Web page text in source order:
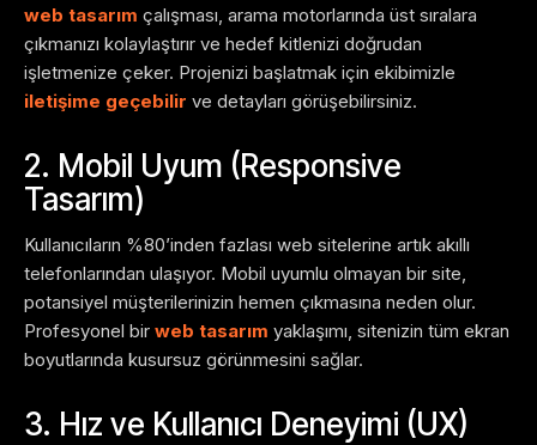
web tasarım çalışması, arama motorlarında üst sıralara
çıkmanızı kolaylaştırır ve hedef kitlenizi doğrudan
işletmenize çeker. Projenizi başlatmak için ekibimizle
iletişime geçebilir ve detayları görüşebilirsiniz.
2. Mobil Uyum (Responsive
Tasarım)
Kullanıcıların %80’inden fazlası web sitelerine artık akıllı
telefonlarından ulaşıyor. Mobil uyumlu olmayan bir site,
potansiyel müşterilerinizin hemen çıkmasına neden olur.
Profesyonel bir web tasarım yaklaşımı, sitenizin tüm ekran
boyutlarında kusursuz görünmesini sağlar.
3. Hız ve Kullanıcı Deneyimi (UX)